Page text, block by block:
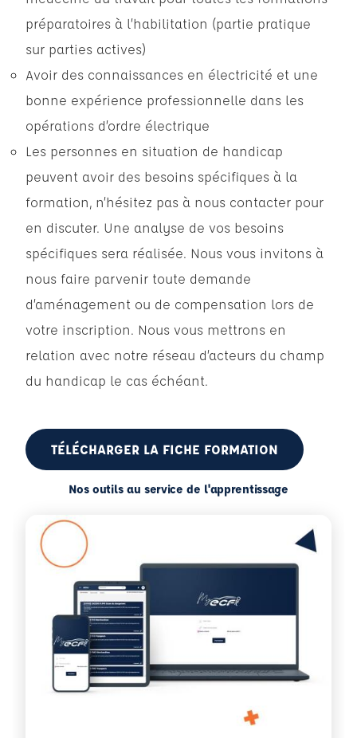
préparatoires à l’habilitation (partie pratique
sur parties actives)
Avoir des connaissances en électricité et une
bonne expérience professionnelle dans les
opérations d’ordre électrique
Les personnes en situation de handicap
peuvent avoir des besoins spécifiques à la
formation, n’hésitez pas à nous contacter pour
en discuter. Une analyse de vos besoins
spécifiques sera réalisée. Nous vous invitons à
nous faire parvenir toute demande
d’aménagement ou de compensation lors de
votre inscription. Nous vous mettrons en
relation avec notre réseau d’acteurs du champ
du handicap le cas échéant.
TÉLÉCHARGER LA FICHE FORMATION
Nos outils au service de l'apprentissage